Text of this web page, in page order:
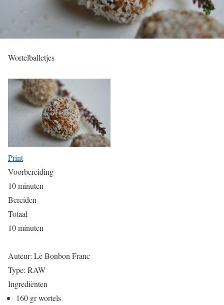
Wortelballetjes
Print
Voorbereiding
10 minuten
Bereiden
Totaal
10 minuten
Auteur: Le Bonbon Franc
Type: RAW
Ingrediënten
160 gr wortels